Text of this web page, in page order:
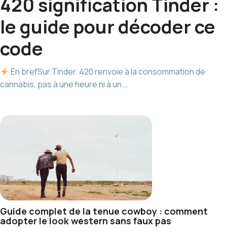
Guide complet de la tenue cowboy : comment
adopter le look western sans faux pas
le guide pour décoder ce
code
En brefSur Tinder, 420 renvoie à la consommation de
cannabis, pas à une heure ni à un …